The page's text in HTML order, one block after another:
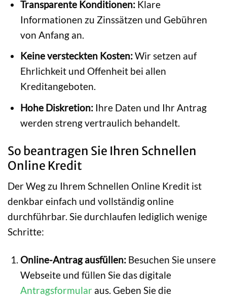
Transparente Konditionen:Klare
Informationen zu Zinssätzen und Gebühren
von Anfang an.
Keine versteckten Kosten:Wir setzen auf
Ehrlichkeit und Offenheit bei allen
Kreditangeboten.
Hohe Diskretion:Ihre Daten und Ihr Antrag
werden streng vertraulich behandelt.
So beantragen Sie Ihren Schnellen
Online Kredit
Der Weg zu Ihrem Schnellen Online Kredit ist
denkbar einfach und vollständig online
durchführbar. Sie durchlaufen lediglich wenige
Schritte:
Online-Antrag ausfüllen:Besuchen Sie unsere
Webseite und füllen Sie das digitale
Antragsformularaus. Geben Sie die